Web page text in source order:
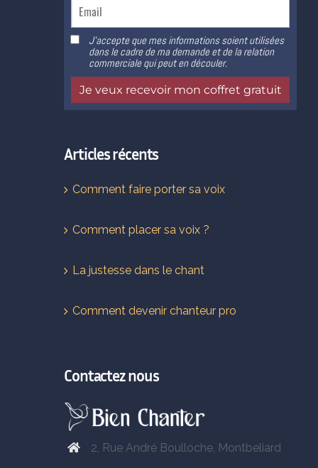
Articles récents
Comment faire porter sa voix
Comment placer sa voix ?
La justesse dans le chant
Comment devenir chanteur pro
Contactez nous
2, Rue André Boulloche, Montbeliard